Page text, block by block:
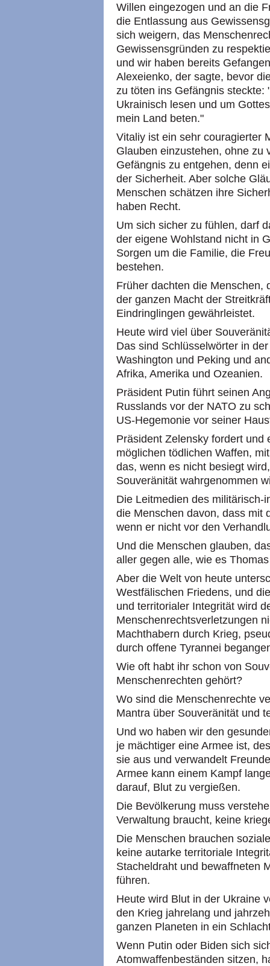
Willen eingezogen und an die
die Entlassung aus
sich weigern, das
Gewissensgründen zu
und wir haben bereits
Alexeienko, der sagte, bevor
zu töten ins Gefängnis steckte:
Ukrainisch lesen und um
mein Land beten."
Vitaliy ist ein sehr couragierter
Glauben einzustehen, ohne zu
Gefängnis zu entgehen, denn
der Sicherheit. Aber solche
Menschen schätzen ihre
haben Recht.
Um sich sicher zu fühlen, darf
der eigene Wohlstand nicht in
Sorgen um die Familie, die
bestehen.
Früher dachten die Menschen,
der ganzen Macht der
Eindringlingen gewährleistet.
Heute wird viel über
Das sind Schlüsselwörter in
Washington und Peking und
Afrika, Amerika und Ozeanien.
Präsident Putin führt seinen
Russlands vor der NATO zu
US-Hegemonie vor seiner
Präsident Zelensky fordert und
möglichen tödlichen Waffen,
das, wenn es nicht besiegt
Souveränität wahrgenommen
Die Leitmedien des militärisch-
die Menschen davon, dass mit
wenn er nicht vor den
Und die Menschen glauben,
aller gegen alle, wie es
Aber die Welt von heute
Westfälischen Friedens, und
und territorialer Integrität wird
Menschenrechtsverletzungen
Machthabern durch Krieg,
durch offene Tyrannei
Wie oft habt ihr schon von
Menschenrechten gehört?
Wo sind die Menschenrechte
Mantra über Souveränität und
Und wo haben wir den
je mächtiger eine Armee ist,
sie aus und verwandelt
Armee kann einem Kampf
darauf, Blut zu vergießen.
Die Bevölkerung muss
Verwaltung braucht, keine
Die Menschen brauchen
keine autarke territoriale
Stacheldraht und bewaffneten
führen.
Heute wird Blut in der Ukraine
den Krieg jahrelang und
ganzen Planeten in ein
Wenn Putin oder Biden sich
Atomwaffenbeständen sitzen,